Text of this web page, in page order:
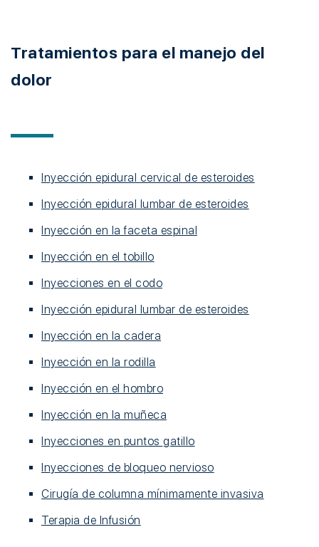
Tratamientos para el manejo del
dolor
Inyección epidural cervical de esteroides
Inyección epidural lumbar de esteroides
Inyección en la faceta espinal
Inyección en el tobillo
Inyecciones en el codo
Inyección epidural lumbar de esteroides
Inyección en la cadera
Inyección en la rodilla
Inyección en el hombro
Inyección en la muñeca
Inyecciones en puntos gatillo
Inyecciones de bloqueo nervioso
Cirugía de columna mínimamente invasiva
Terapia de Infusión